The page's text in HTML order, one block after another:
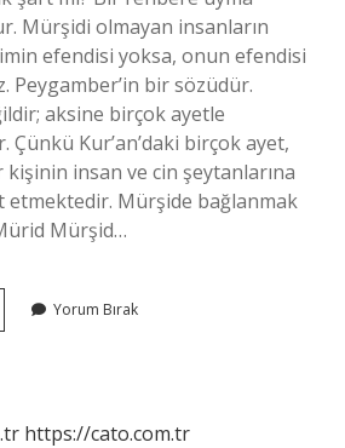
Mürşidi olmayan insanların
efendisi yoksa, onun efendisi
Peygamber’in bir sözüdür.
aksine birçok ayetle
Kur’an’daki birçok ayet,
kişinin insan ve cin şeytanlarına
etmektedir. Mürşide bağlanmak
Mürşid…
Yorum Bırak
https://cato.com.tr